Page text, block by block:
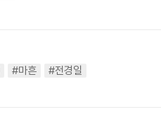
#마흔 #전경일